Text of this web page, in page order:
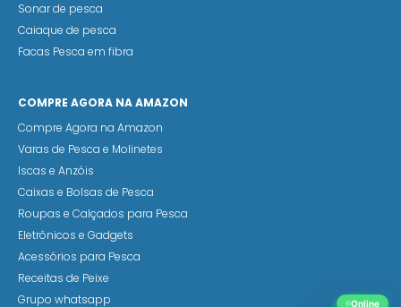
Sonar de pesca
Caiaque de pesca
Facas Pesca em fibra
COMPRE AGORA NA AMAZON
Compre Agora na Amazon
Varas de Pesca e Molinetes
Iscas e Anzóis
Caixas e Bolsas de Pesca
Roupas e Calçados para Pesca
Eletrônicos e Gadgets
Acessórios para Pesca
Receitas de Peixe
Grupo whatsapp
Online